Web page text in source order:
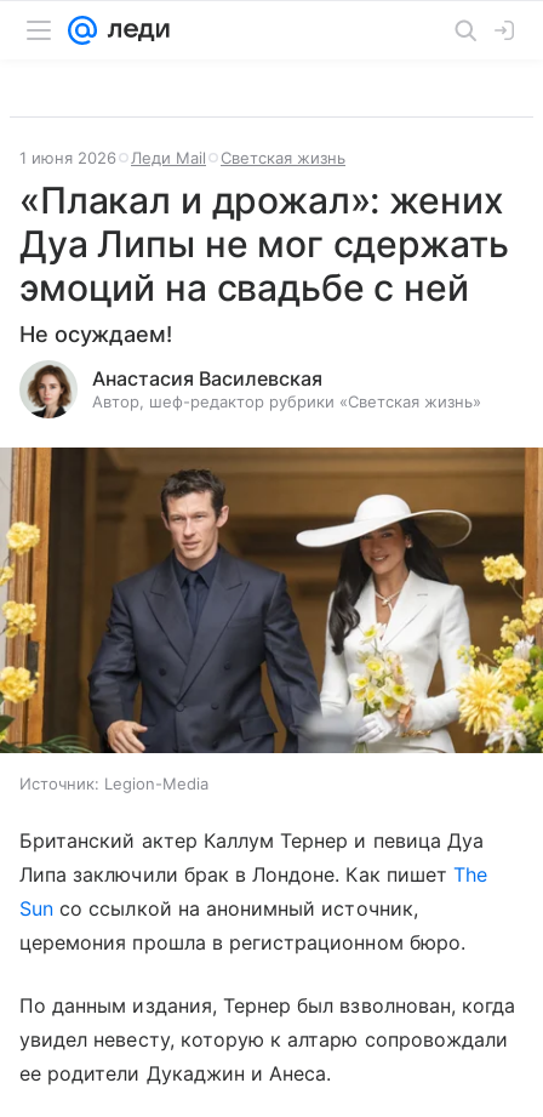
1 июня 2026 Леди Mail Светская жизнь
«Плакал и дрожал»: жених
Дуа Липы не мог сдержать
эмоций на свадьбе с ней
Не осуждаем!
Анастасия Василевская
Автор, шеф-редактор рубрики «Светская жизнь»
Источник: Legion-Media
Британский актер Каллум Тернер и певица Дуа
Липа заключили брак в Лондоне. Как пишет The
Sun со ссылкой на анонимный источник,
церемония прошла в регистрационном бюро.
По данным издания, Тернер был взволнован, когда
увидел невесту, которую к алтарю сопровождали
ее родители Дукаджин и Анеса.